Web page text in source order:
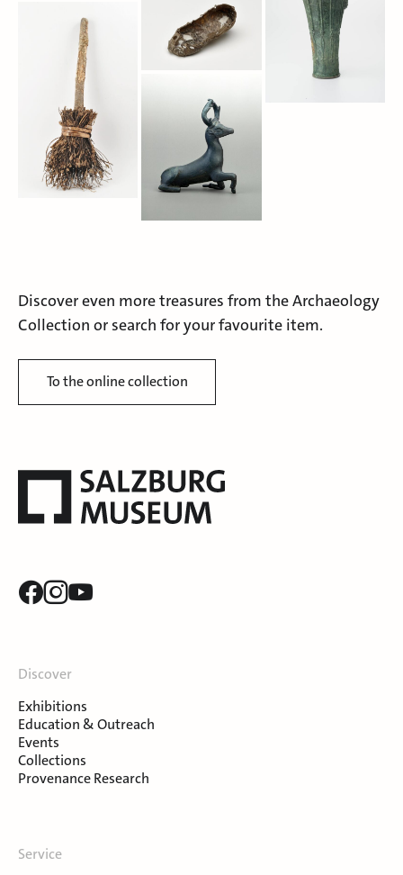
Discover even more treasures from the Archaeology
Collection or search for your favourite item.
To the online collection
Discover
Exhibitions
Education & Outreach
Events
Collections
Provenance Research
Service